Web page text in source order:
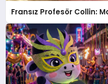
Fransız Profesör Collin: